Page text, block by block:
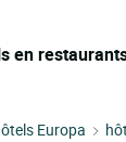
en
Europa